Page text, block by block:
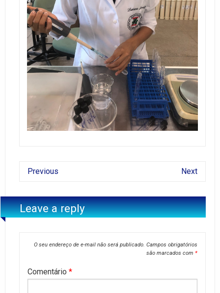
Previous Next
Leave a reply
O seu endereço de e-mail não será publicado. Campos obrigatórios
são marcados com *
Comentário *